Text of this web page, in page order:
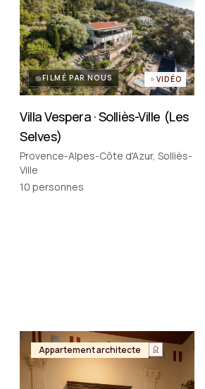
FILMÉ PAR NOUS VIDÉO
Villa Vespera · Solliès-Ville (Les
Selves)
Provence-Alpes-Côte d'Azur, Solliès-
Ville
10 personnes
Appartement architecte